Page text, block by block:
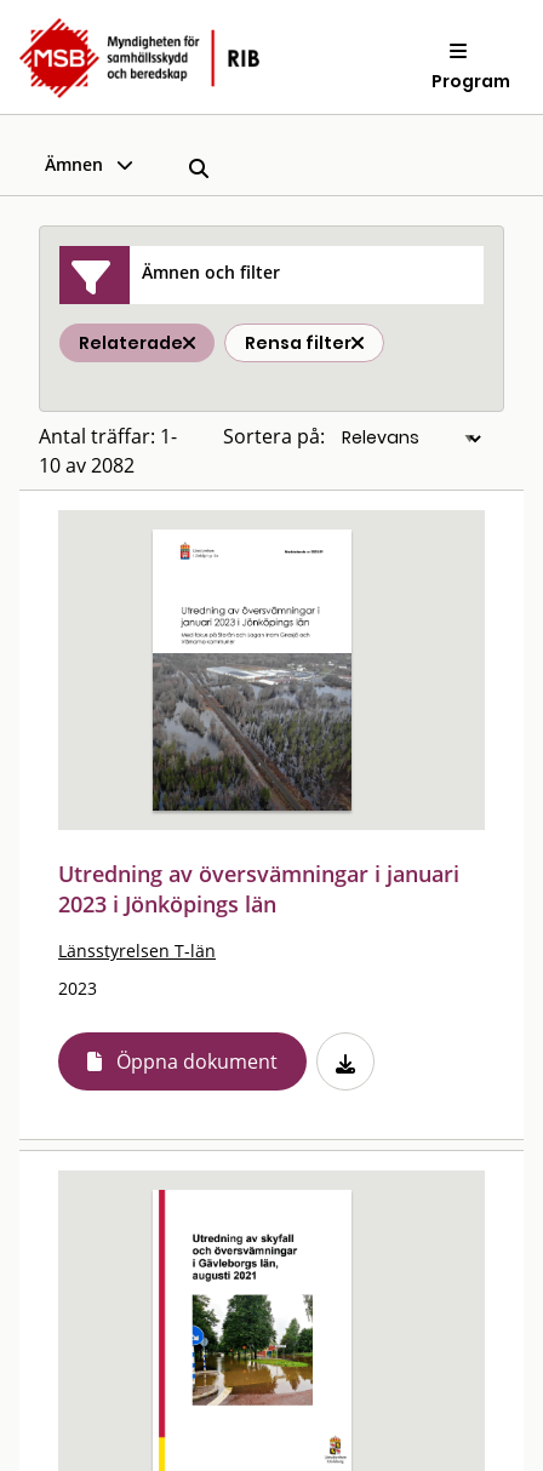
Program
Ämnen
Ämnen och filter
Relaterade Rensa filter
Antal träffar: 1-
10 av 2082
Sortera på:
Utredning av översvämningar i januari
2023 i Jönköpings län
Länsstyrelsen T-län
2023
Öppna dokument